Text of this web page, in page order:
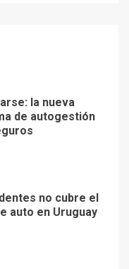
la nueva
de autogestión
no cubre el
auto en Uruguay